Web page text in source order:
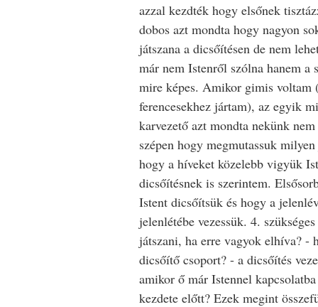
azzal kezdték hogy elsőnek
dobos azt mondta hogy nagyon
játszana a dicsőítésen de nem
már nem Istenről szólna hanem a
mire képes. Amikor gimis voltam
ferencesekhez jártam), az egyik
karvezető azt mondta nekünk
szépen hogy megmutassuk
hogy a híveket közelebb vigyük
dicsőítésnek is szerintem.
Istent dicsőítsük és hogy a
jelenlétébe vezessük. 4.
játszani, ha erre vagyok elhíva? -
dicsőítő csoport? - a dicsőítés
amikor ő már Istennel
kezdete előtt? Ezek megint